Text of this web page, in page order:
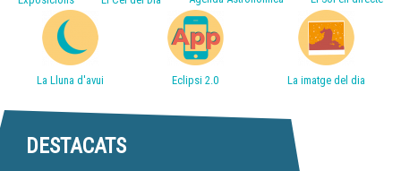
La Lluna d'avui Eclipsi 2.0 La imatge del dia
DESTACATS